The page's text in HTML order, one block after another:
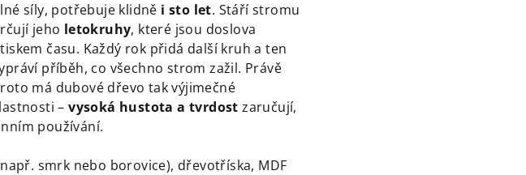
síly, potřebuje klidně i sto let. Stáří stromu
jeho letokruhy, které jsou doslova
času. Každý rok přidá další kruh a ten
příběh, co všechno strom zažil. Právě
má dubové dřevo tak výjimečné
–vysoká hustota a tvrdostzaručují,
používání.
smrk nebo borovice), dřevotříska, MDF